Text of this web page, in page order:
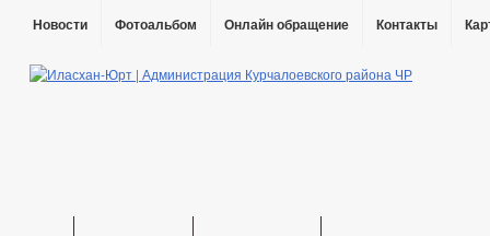
Новости Фотоальбом Онлайн обращение Контакты